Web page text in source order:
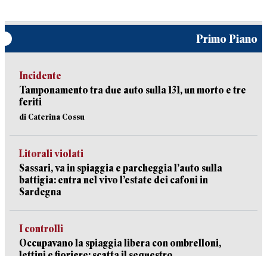
Primo Piano
Incidente
Tamponamento tra due auto sulla 131, un morto e tre
feriti
di Caterina Cossu
Litorali violati
Sassari, va in spiaggia e parcheggia l’auto sulla
battigia: entra nel vivo l’estate dei cafoni in
Sardegna
I controlli
Occupavano la spiaggia libera con ombrelloni,